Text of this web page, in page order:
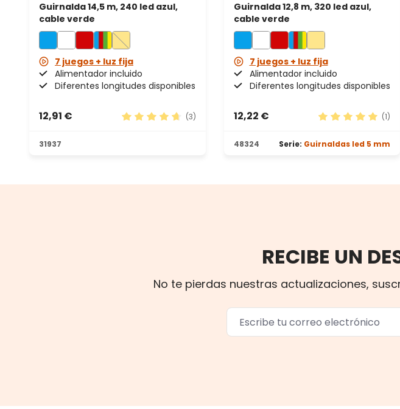
Guirnalda 14,5 m, 240 led azul,
cable verde
7 juegos + luz fija
Alimentador incluido
Diferentes longitudes disponibles
12,91 €
(3)
31937
Guirnalda 12,8 m, 320 led azul,
cable verde
7 juegos + luz fija
Alimentador incluido
Diferentes longitudes disponibles
12,22 €
(1)
48324 Serie: Guirnaldas led 5 mm
RECIBE UN
No te pierdas nuestras actualizaciones,